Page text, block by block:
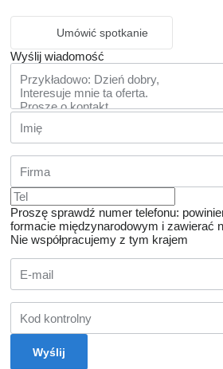
Umówić spotkanie
Wyślij wiadomość
Proszę sprawdź numer telefonu:
formacie międzynarodowym i zawierać
Nie współpracujemy z tym krajem